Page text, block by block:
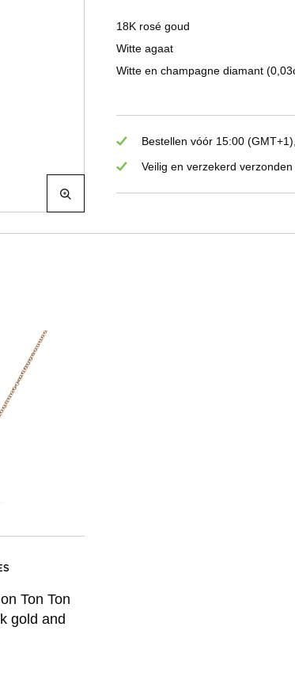
18K rosé goud
Witte agaat
Witte en champagne diamant
Bestellen vóór 15:00
Veilig en verzekerd verzonden
Ton Ton
gold and